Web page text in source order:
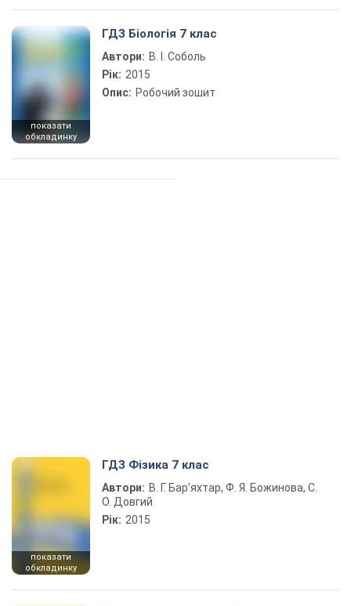
показати
обкладинку
ГДЗ Біологія 7 клас
Автори: В. І. Соболь
Рік: 2015
Опис: Робочий зошит
показати
обкладинку
ГДЗ Фізика 7 клас
Автори: В. Г. Бар’яхтар, Ф. Я. Божинова, С.
О. Довгий
Рік: 2015